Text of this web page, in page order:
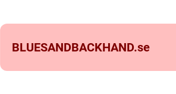
BLUESANDBACKHAND.se